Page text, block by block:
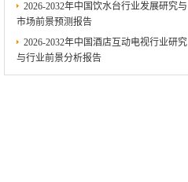
2026-2032年中国饮水台行业发展研究与
市场前景预测报告
2026-2032年中国酒店互动电视行业研究
与行业前景分析报告